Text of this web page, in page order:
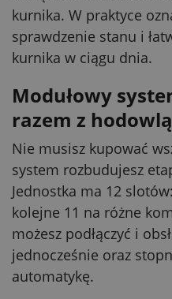
kurnika. W praktyce
sprawdzenie stanu i
kurnika w ciągu dnia.
Modułowy
razem z hodowlą
Nie musisz kupować
system rozbudujesz
Jednostka ma 12
kolejne 11 na różne
możesz podłączyć i
jednocześnie oraz
automatykę.